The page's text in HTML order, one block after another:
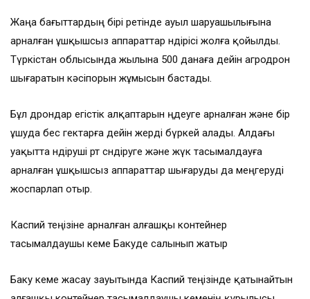
Жаңа бағыттардың бірі ретінде ауыл шаруашылығына
арналған ұшқышсыз аппараттар өндірісі жолға қойылды.
Түркістан облысында жылына 500 данаға дейін агродрон
шығаратын кәсіпорын жұмысын бастады.
Бұл дрондар егістік алқаптарын өңдеуге арналған және бір
ұшуда бес гектарға дейін жерді бүркей алады. Алдағы
уақытта өндіруші өрт сөндіруге және жүк тасымалдауға
арналған ұшқышсыз аппараттар шығаруды да меңгеруді
жоспарлап отыр.
Каспий теңізіне арналған алғашқы контейнер
тасымалдаушы кеме Бакуде салынып жатыр
Баку кеме жасау зауытында Каспий теңізінде қатынайтын